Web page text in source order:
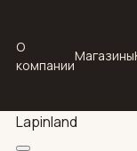
О
компании
Магазины
Lapinland